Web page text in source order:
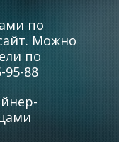
по
Можно
по
95-88